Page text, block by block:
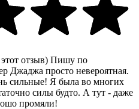
отзыв) Пишу по
Джаджа просто невероятная.
сильные! Я была во многих
силы будто. А тут - даже
промяли!